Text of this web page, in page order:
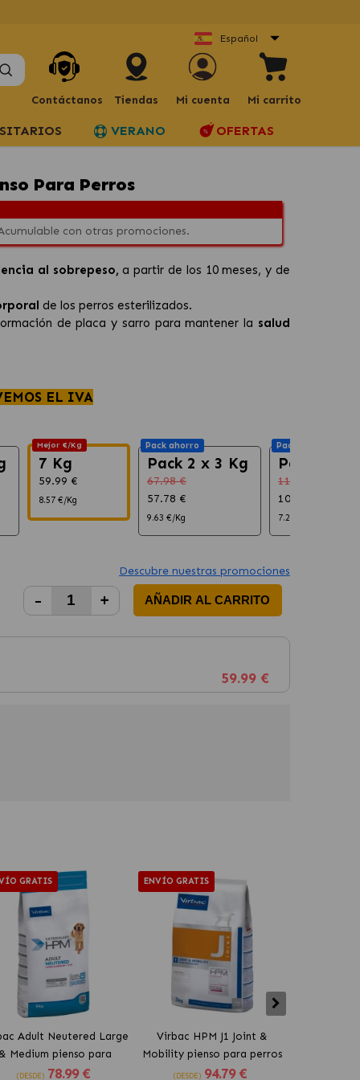
Español
Contáctanos Tiendas Mi cuenta Mi carrito
VERANO OFERTAS
Para Perros
con otras promociones.
al sobrepeso, a partir de los 10 meses, y de
de los perros esterilizados.
de placa y sarro para mantener la salud
EL IVA
Mejor €/Kg
7 Kg
59.99 €
8.57 €/Kg
Pack ahorro
Pack 2 x 3 Kg
67.98 €
57.78 €
9.63 €/Kg
Pack ahorro
Pack 2 x 7
119.98 €
101.98 €
7.28 €/Kg
Descubre nuestras promociones
- + AÑADIR AL CARRITO
59.99 €
GRATIS
Adult Neutered Large
& Medium pienso para
perros
(DESDE) 78.99 €
ENVÍO GRATIS
Virbac HPM J1 Joint &
Mobility pienso para perros
(DESDE) 94.79 €